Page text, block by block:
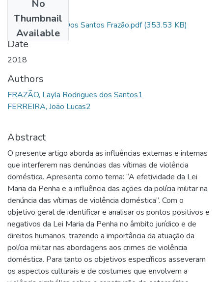
No
Thumbnail
Available
Layla Rodrigues Dos Santos Frazão.pdf(353.53 KB)
Date
2018
Authors
FRAZÃO, Layla Rodrigues dos Santos1
FERREIRA, João Lucas2
Abstract
O presente artigo aborda as influências externas e internas
que interferem nas denúncias das vítimas de violência
doméstica. Apresenta como tema: “A efetividade da Lei
Maria da Penha e a influência das ações da polícia militar na
denúncia das vítimas de violência doméstica”. Com o
objetivo geral de identificar e analisar os pontos positivos e
negativos da Lei Maria da Penha no âmbito jurídico e de
direitos humanos, trazendo a importância da atuação da
polícia militar nas abordagens aos crimes de violência
doméstica. Para tanto os objetivos específicos asseveram
os aspectos culturais e de costumes que envolvem a